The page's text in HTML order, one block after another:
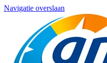
Navigatie overslaan